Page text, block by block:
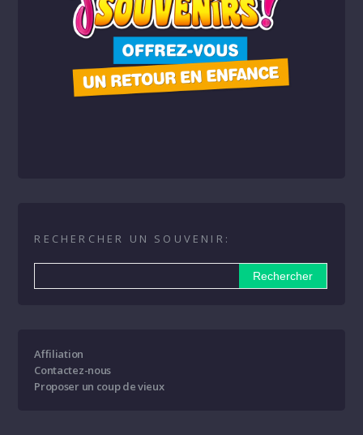
RECHERCHER UN SOUVENIR:
Affiliation
Contactez-nous
Proposer un coup de vieux